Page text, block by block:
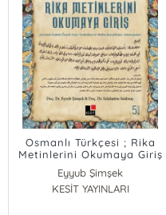
Osmanlı Türkçesi ; Rika
Metinlerini Okumaya Giriş
; Rika Metinlerini
Okumaya Giriş
Eyyub Şimşek
Selahattin Satılmış
KESİT YAYINLARI